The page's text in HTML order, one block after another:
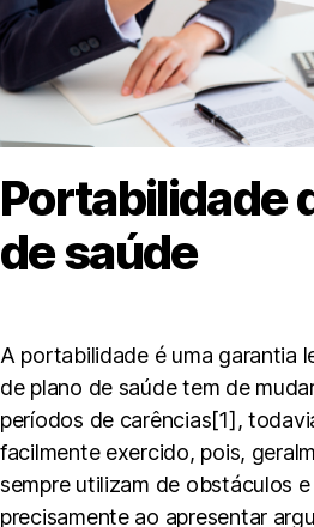
Portabilidade
de saúde
A portabilidade é uma garantia
de plano de saúde tem de
períodos de carências[1],
facilmente exercido, pois,
sempre utilizam de obstáculos
precisamente ao apresentar